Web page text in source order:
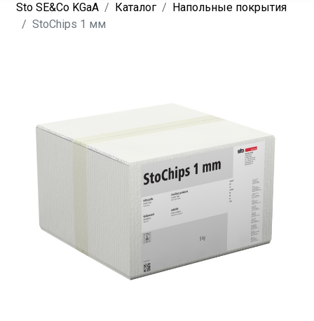
Sto SE&Co KGaA Каталог
Напольные покрытия
StoChips 1 мм